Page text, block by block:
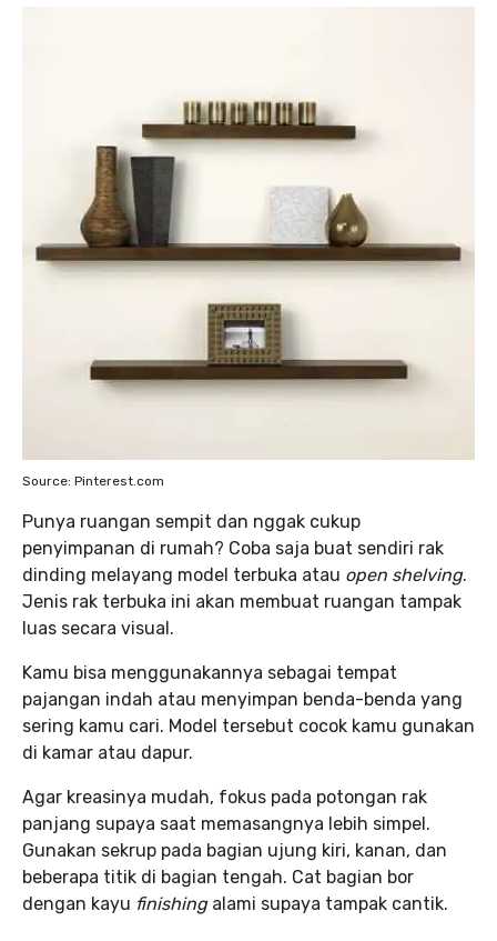
Source: Pinterest.com
Punya ruangan sempit dan nggak cukup
penyimpanan di rumah? Coba saja buat sendiri rak
dinding melayang model terbuka atau open shelving.
Jenis rak terbuka ini akan membuat ruangan tampak
luas secara visual.
Kamu bisa menggunakannya sebagai tempat
pajangan indah atau menyimpan benda-benda yang
sering kamu cari. Model tersebut cocok kamu gunakan
di kamar atau dapur.
Agar kreasinya mudah, fokus pada potongan rak
panjang supaya saat memasangnya lebih simpel.
Gunakan sekrup pada bagian ujung kiri, kanan, dan
beberapa titik di bagian tengah. Cat bagian bor
dengan kayu finishing alami supaya tampak cantik.